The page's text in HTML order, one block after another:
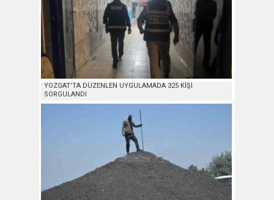
YOZGAT’TA DÜZENLEN UYGULAMADA 325 KİŞİ
SORGULANDI